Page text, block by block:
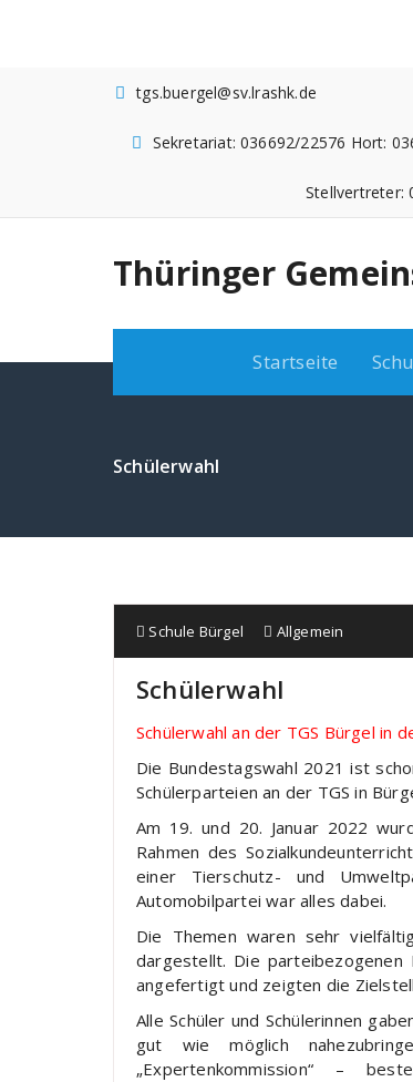
tgs.buergel@sv.lrashk.de
Sekretariat: 036692/22576 Hort:
Stellvertreter:
Thüringer
Startseite
Schülerwahl
Schule Bürgel Allgemein
Schülerwahl
Schülerwahl an der TGS Bürgel in
Die Bundestagswahl 2021 ist
Schülerparteien an der TGS in
Am 19. und 20. Januar 2022
Rahmen des
einer Tierschutz- und
Automobilpartei war alles dabei.
Die Themen waren sehr
dargestellt. Die parteibezogenen
angefertigt und zeigten die
Alle Schüler und Schülerinnen
gut wie möglich
„Expertenkommission“ –